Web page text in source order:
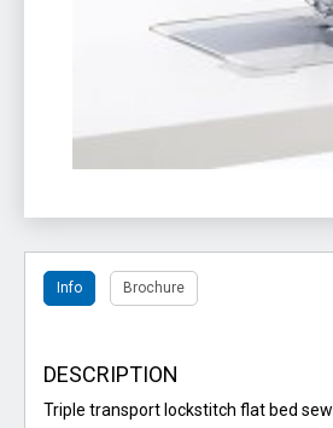
Info Brochure
DESCRIPTION
Triple transport lockstitch flat bed